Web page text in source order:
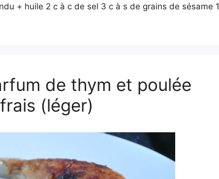
+ huile 2 c à c de sel 3 c à s de grains de sésame 1
de thym et poulée
(léger)